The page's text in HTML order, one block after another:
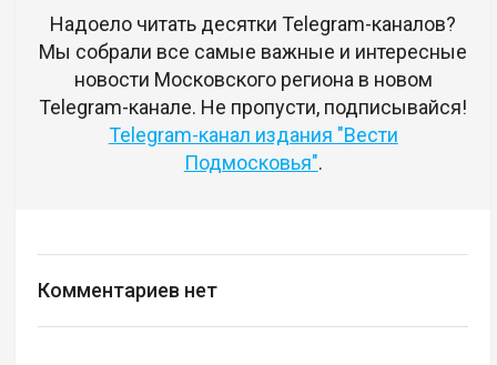
Надоело читать десятки Telegram-каналов?
Мы собрали все самые важные и интересные
новости Московского региона в новом
Telegram-канале. Не пропусти, подписывайся!
Telegram-канал издания "Вести
Подмосковья".
Комментариев нет